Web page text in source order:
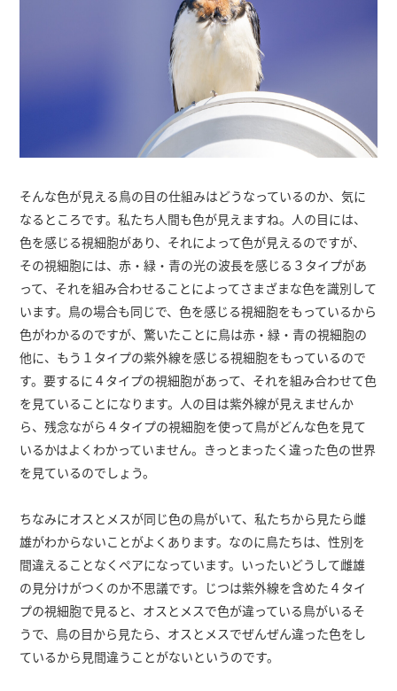
そんな色が見える鳥の目の仕組みはどうなっているのか、気に
なるところです。私たち人間も色が見えますね。人の目には、
色を感じる視細胞があり、それによって色が見えるのですが、
その視細胞には、赤・緑・青の光の波長を感じる３タイプがあ
って、それを組み合わせることによってさまざまな色を識別して
います。鳥の場合も同じで、色を感じる視細胞をもっているから
色がわかるのですが、驚いたことに鳥は赤・緑・青の視細胞の
他に、もう１タイプの紫外線を感じる視細胞をもっているので
す。要するに４タイプの視細胞があって、それを組み合わせて色
を見ていることになります。人の目は紫外線が見えませんか
ら、残念ながら４タイプの視細胞を使って鳥がどんな色を見て
いるかはよくわかっていません。きっとまったく違った色の世界
を見ているのでしょう。
ちなみにオスとメスが同じ色の鳥がいて、私たちから見たら雌
雄がわからないことがよくあります。なのに鳥たちは、性別を
間違えることなくペアになっています。いったいどうして雌雄
の見分けがつくのか不思議です。じつは紫外線を含めた４タイ
プの視細胞で見ると、オスとメスで色が違っている鳥がいるそ
うで、鳥の目から見たら、オスとメスでぜんぜん違った色をし
ているから見間違うことがないというのです。